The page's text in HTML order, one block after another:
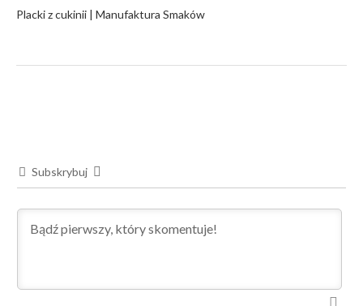
Placki z cukinii | Manufaktura Smaków
Subskrybuj